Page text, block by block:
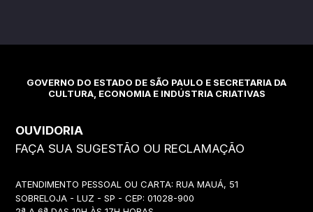
GOVERNO DO ESTADO DE SÃO PAULO E SECRETARIA DA
CULTURA, ECONOMIA E INDÚSTRIA CRIATIVAS
OUVIDORIA
FAÇA SUA SUGESTÃO OU RECLAMAÇÃO
ATENDIMENTO PESSOAL OU CARTA: RUA MAUÁ, 51
SOBRELOJA - LUZ - SP - CEP: 01028-900